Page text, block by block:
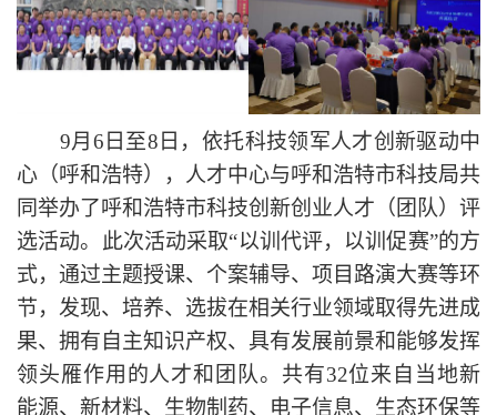
9月6日至8日，依托科技领军人才创新驱动中
心（呼和浩特）， 人才中心与呼和浩特市科技局共
同举办了呼和浩特市科技创新创业人才（团队）评
选活动。此次活动采取“以训代评，以训促赛”的方
式，通过主题授课、个案辅导、项目路演大赛等环
节，发现、培养、选拔在相关行业领域取得先进成
果、拥有自主知识产权、具有发展前景和能够发挥
领头雁作用的人才和团队。共有32位来自当地新
能源、新材料、生物制药、电子信息、生态环保等